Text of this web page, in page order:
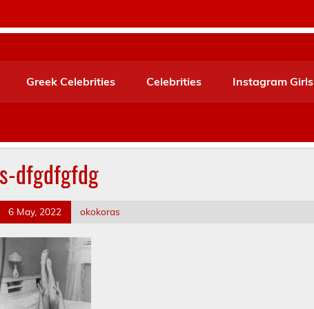
Greek Celebrities Celebrities Instagram Girls
s-dfgdfgfdg
6 May, 2022 okokoras